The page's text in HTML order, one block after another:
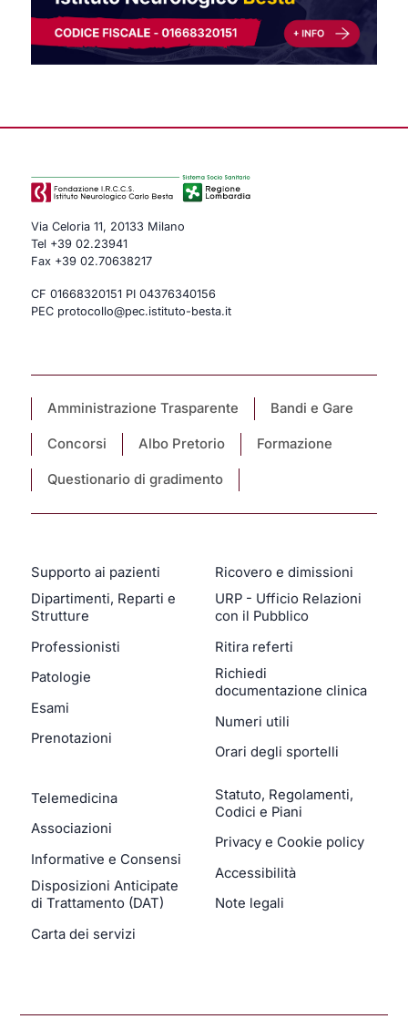
Via Celoria 11, 20133 Milano
Tel +39 02.23941
Fax +39 02.70638217
CF 01668320151 PI 04376340156
PEC protocollo@pec.istituto-besta.it
Amministrazione Trasparente Bandi e Gare
Concorsi Albo Pretorio Formazione
Questionario di gradimento
Supporto ai pazienti
Dipartimenti, Reparti e
Strutture
Professionisti
Patologie
Esami
Prenotazioni
Ricovero e dimissioni
URP - Ufficio Relazioni
con il Pubblico
Ritira referti
Richiedi
documentazione clinica
Numeri utili
Orari degli sportelli
Telemedicina
Associazioni
Informative e Consensi
Disposizioni Anticipate
di Trattamento (DAT)
Carta dei servizi
Statuto, Regolamenti,
Codici e Piani
Privacy e Cookie policy
Accessibilità
Note legali